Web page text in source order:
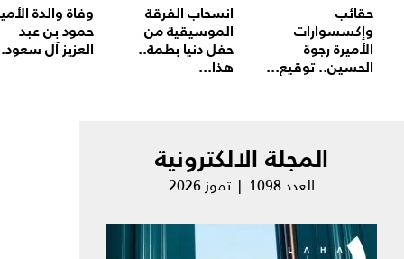
حقائب
وإكسسوارات
الأميرة رجوة
الحسين.. توقيع...
انسحاب الفرقة
الموسيقية من
حفل دنيا بطمة..
هذا...
وفاة والدة
حمود بن عبد
العزيز آل
المجلة الالكترونية
العدد 1098 | تموز 2026